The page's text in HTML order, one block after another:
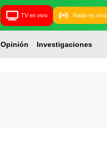
TV en vivo Radio en vivo
Opinión Investigaciones